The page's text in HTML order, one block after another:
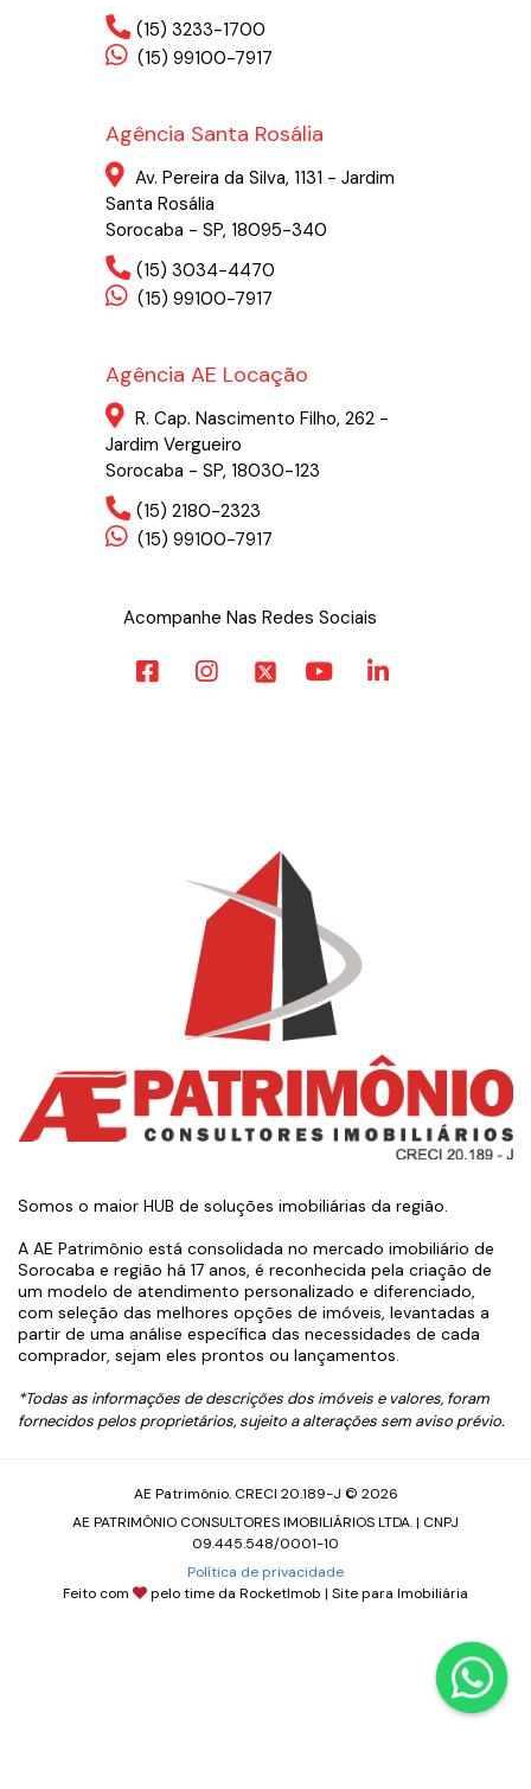
(15) 3233-1700
(15) 99100-7917
Agência Santa Rosália
Av. Pereira da Silva, 1131 - Jardim
Santa Rosália
Sorocaba - SP, 18095-340
(15) 3034-4470
(15) 99100-7917
Agência AE Locação
R. Cap. Nascimento Filho, 262 -
Jardim Vergueiro
Sorocaba - SP, 18030-123
(15) 2180-2323
(15) 99100-7917
Acompanhe Nas Redes Sociais
Somos o maior HUB de soluções imobiliárias da região.
A AE Patrimônio está consolidada no mercado imobiliário de
Sorocaba e região há 17 anos, é reconhecida pela criação de
um modelo de atendimento personalizado e diferenciado,
com seleção das melhores opções de imóveis, levantadas a
partir de uma análise específica das necessidades de cada
comprador, sejam eles prontos ou lançamentos.
*Todas as informações de descrições dos imóveis e valores, foram
fornecidos pelos proprietários, sujeito a alterações sem aviso prévio.
AE Patrimônio. CRECI 20.189-J © 2026
AE PATRIMÔNIO CONSULTORES IMOBILIÁRIOS LTDA. | CNPJ
09.445.548/0001-10
Política de privacidade
Feito com
pelo time da RocketImob | Site para Imobiliária